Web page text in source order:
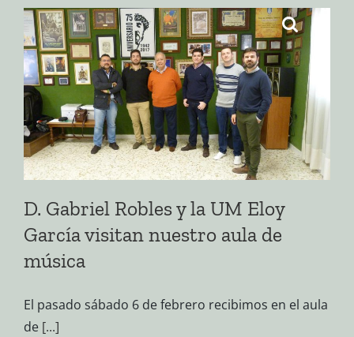
Saltar
contenido
D. Gabriel Robles y la UM Eloy
García visitan nuestro aula de
música
El pasado sábado 6 de febrero recibimos en el aula
de [...]